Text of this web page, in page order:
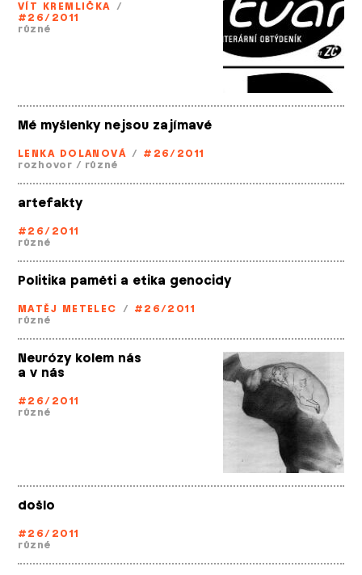
VÍT KREMLIČKA /
#26/2011
různé
Mé myšlenky nejsou zajímavé
LENKA DOLANOVÁ / #26/2011
rozhovor / různé
artefakty
#26/2011
různé
Politika paměti a etika genocidy
MATĚJ METELEC / #26/2011
různé
Neurózy kolem nás
a v nás
#26/2011
různé
došlo
#26/2011
různé